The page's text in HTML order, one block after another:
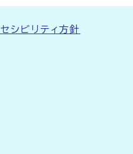
シビリティ方針